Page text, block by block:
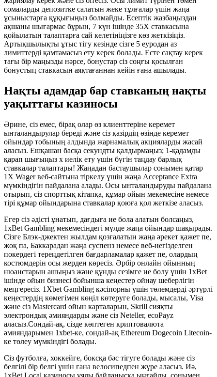
сомаларды депозитке салатын жеке тұлғалар үшін жаңа
ұсыныстарға құқығыңыз болмайды. Есептік жазбаңыздан
ақшаны шығармас бұрын, 7 күн ішінде 35X ставкасына
қойылатын талаптарға сай келетініңізге көз жеткізіңіз.
Артықшылықты ұтыс тігу кезінде сізге 5 еуродан аз
лимиттерді қамтамасыз ету керек болады. Есте сақтау керек
тағы бір маңызды нәрсе, бонустар сіз соңғы қосылған
бонустың ставкасын аяқтағаннан кейін ғана ашылады.
Нақты адамдар бар ставканың нақты
уақыттағы казиносы
Әрине, сіз емес, бірақ олар өз клиенттеріне керемет
ынталандырулар береді және сіз қазірдің өзінде керемет
ойындар тобының алдында жарнамалық акцияларды жасай
аласыз. Ешқашан басқа секундты қалдырмаңыз; 1-қадамды
қарап шығыңыз x иелік ету үшін бүгін таңдау барлық
ставкалар талаптары! Жаңадан бастаушылар сонымен қатар
1X Wager веб-сайтына тіркелу үшін жаңа Acceptance Extra
мүмкіндігін пайдалана алады. Осы ынталандыруды пайдалана
отырып, сіз спорттық кітапқа, құмар ойын мекемесіне немесе
тірі құмар ойындарына ставкалар қоюға қол жеткізе аласыз.
Егер сіз әдісті ұнатып, дағдыға ие бола алатын болсаңыз,
1xBet Gambling мекемесіндегі мүлде жаңа ойындар шақырады.
Сізге Блэк-джектен жылдам қозғалатын жаңа әрекет қажет пе,
жоқ па, Баккарадан жаңа суспенз немесе веб-негізделген
покердегі тереңдетілген бағдарламалар қажет пе, олардың
костюмдерін осы жерден көресіз. Әрбір онлайн ойынның
нюанстарын ашыңыз және құнды сезімге ие болу үшін 1xBet
ішінде ойын бизнесі бойынша кеңестер ойнау шеберлігін
меңгересіз. 1Xbet Gambling кәсіпорны үшін төлемдерді әртүрлі
кеңестердің көмегімен көңіл көтеруге болады, мысалы, Visa
және сіз Mastercard ойын карталарын, Skrill сияқты
электрондық әмияндарды және сіз Neteller, ecoPayz
аласыз.Сондай-ақ, сізде көптеген криптовалюта
әмияндарымен 1xbet-ке, сондай-ақ Ethereum Dogecoin Litecoin-
ке төлеу мүмкіндігі болады.
Сіз футболға, хоккейге, боксқа бәс тігуге болады және сіз
белгілі бір белгі үшін ғана велосипедпен жүре аласыз. Иә,
1xBet Local казиносы ұялы байланысқа ыңғайлы, сонымен